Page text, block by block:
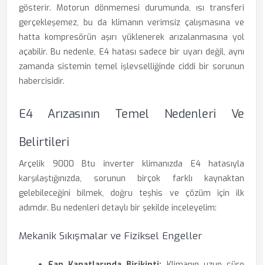
gösterir. Motorun dönmemesi durumunda, ısı transferi
gerçekleşemez, bu da klimanın verimsiz çalışmasına ve
hatta kompresörün aşırı yüklenerek arızalanmasına yol
açabilir. Bu nedenle, E4 hatası sadece bir uyarı değil, aynı
zamanda sistemin temel işlevselliğinde ciddi bir sorunun
habercisidir.
E4 Arızasının Temel Nedenleri Ve
Belirtileri
Arçelik 9000 Btu inverter klimanızda E4 hatasıyla
karşılaştığınızda, sorunun birçok farklı kaynaktan
gelebileceğini bilmek, doğru teşhis ve çözüm için ilk
adımdır. Bu nedenleri detaylı bir şekilde inceleyelim:
Mekanik Sıkışmalar ve Fiziksel Engeller